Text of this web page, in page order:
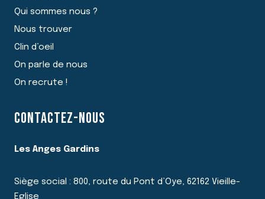
Qui sommes nous ?
Nous trouver
Clin d’oeil
On parle de nous
On recrute !
CONTACTEZ-NOUS
Les Anges Gardins
Siège social : 800, route du Pont d’Oye, 62162 Vieille-
Eglise